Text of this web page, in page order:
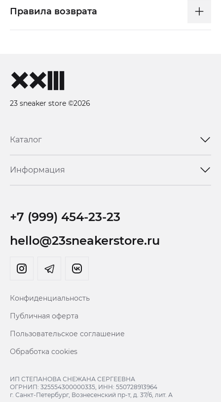
Правила возврата
23 sneaker store ©2026
Каталог
Информация
+7 (999) 454-23-23
hello@23sneakerstore.ru
Конфиденциальность
Публичная оферта
Пользовательское соглашение
Обработка cookies
ИП СТЕПАНОВА СНЕЖАНА СЕРГЕЕВНА
ОГРНИП: 325554300000335, ИНН: 550728913964
г. Санкт-Петербург, Вознесенский пр-т, д. 37/6, лит. А